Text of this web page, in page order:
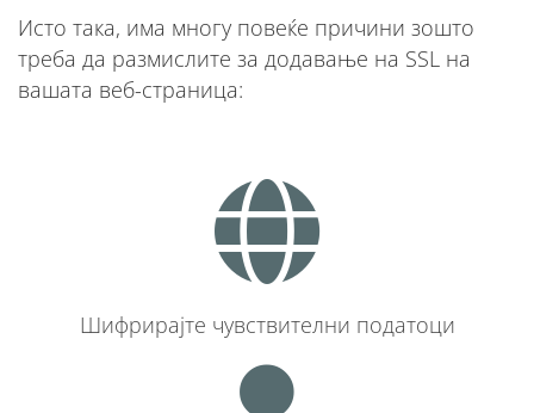
Исто така, има многу повеќе причини зошто
треба да размислите за додавање на SSL на
вашата веб-страница:
Шифрирајте чувствителни податоци